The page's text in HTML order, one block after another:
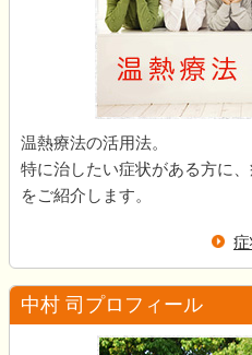
温熱療法の活用法。
特に治したい症状がある方に
をご紹介します。
中村 司プロフィール